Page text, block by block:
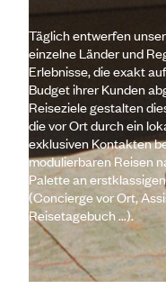
Täglich entwerfen
einzelne Länder und
Erlebnisse, die exakt
Budget ihrer Kunden
Reiseziele gestalten
die vor Ort durch ein
exklusiven Kontakten
modulierbaren Reisen
Palette an
(Concierge vor Ort,
Reisetagebuch ...).